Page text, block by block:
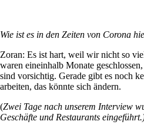
Wie ist es in den Zeiten von Corona
Zoran: Es ist hart, weil wir nicht so
waren eineinhalb Monate
sind vorsichtig. Gerade gibt es noch
arbeiten, das könnte sich ändern.
(Zwei Tage nach unserem Interview
Geschäfte und Restaurants